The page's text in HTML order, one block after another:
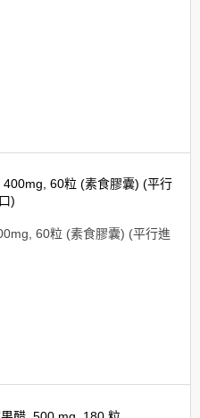
60粒 (素食膠囊) (平行進